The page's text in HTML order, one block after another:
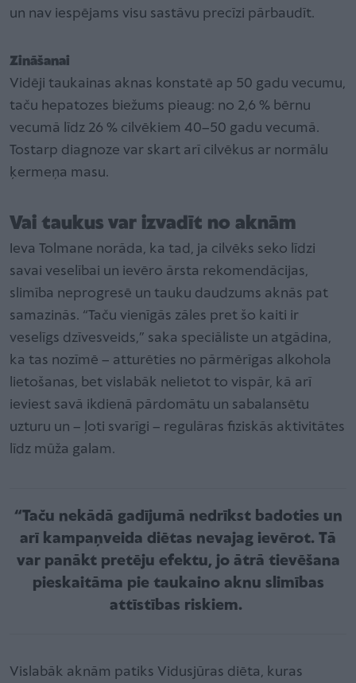
un nav iespējams visu sastāvu precīzi pārbaudīt.
Zināšanai
Vidēji taukainas aknas konstatē ap 50 gadu vecumu,
taču hepatozes biežums pieaug: no 2,6 % bērnu
vecumā līdz 26 % cilvēkiem 40–50 gadu vecumā.
Tostarp diagnoze var skart arī cilvēkus ar normālu
ķermeņa masu.
Vai taukus var izvadīt no aknām
Ieva Tolmane norāda, ka tad, ja cilvēks seko līdzi
savai veselībai un ievēro ārsta rekomendācijas,
slimība neprogresē un tauku daudzums aknās pat
samazinās. “Taču vienīgās zāles pret šo kaiti ir
veselīgs dzīvesveids,” saka speciāliste un atgādina,
ka tas nozīmē – atturēties no pārmērīgas alkohola
lietošanas, bet vislabāk nelietot to vispār, kā arī
ieviest savā ikdienā pārdomātu un sabalansētu
uzturu un – ļoti svarīgi – regulāras fiziskās aktivitātes
līdz mūža galam.
“Taču nekādā gadījumā nedrīkst badoties un
arī kampaņveida diētas nevajag ievērot. Tā
var panākt pretēju efektu, jo ātrā tievēšana
pieskaitāma pie taukaino aknu slimības
attīstības riskiem.
Vislabāk aknām patiks Vidusjūras diēta, kuras